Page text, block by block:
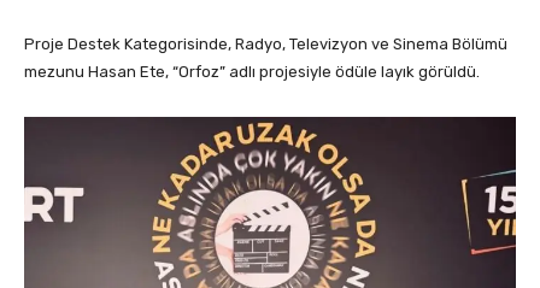
Proje Destek Kategorisinde, Radyo, Televizyon ve Sinema Bölümü
mezunu Hasan Ete, “Orfoz” adlı projesiyle ödüle layık görüldü.